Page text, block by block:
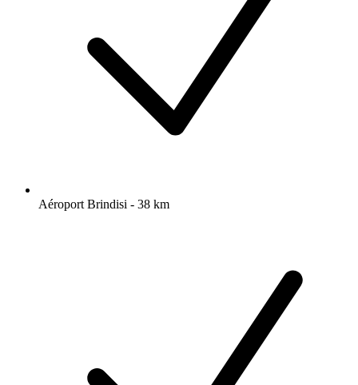
Aéroport Brindisi - 38 km